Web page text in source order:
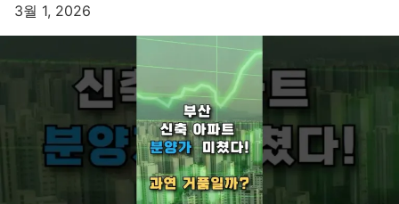
3월 1, 2026